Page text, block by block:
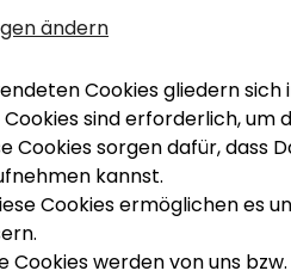
ändern
Cookies gliedern
Cookies sind erforderlich,
Cookies sorgen dafür, dass
kannst.
Cookies ermöglichen es
Cookies werden von uns